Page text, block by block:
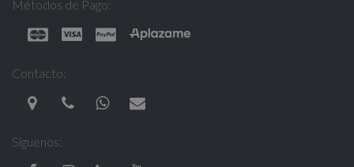
Métodos de Pago:
Contacto:
Síguenos: